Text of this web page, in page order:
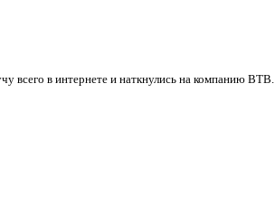
всего в интернете и наткнулись на компанию ВТВ.